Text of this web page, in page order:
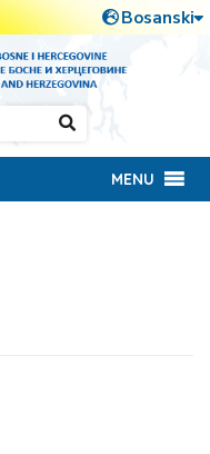
MENU